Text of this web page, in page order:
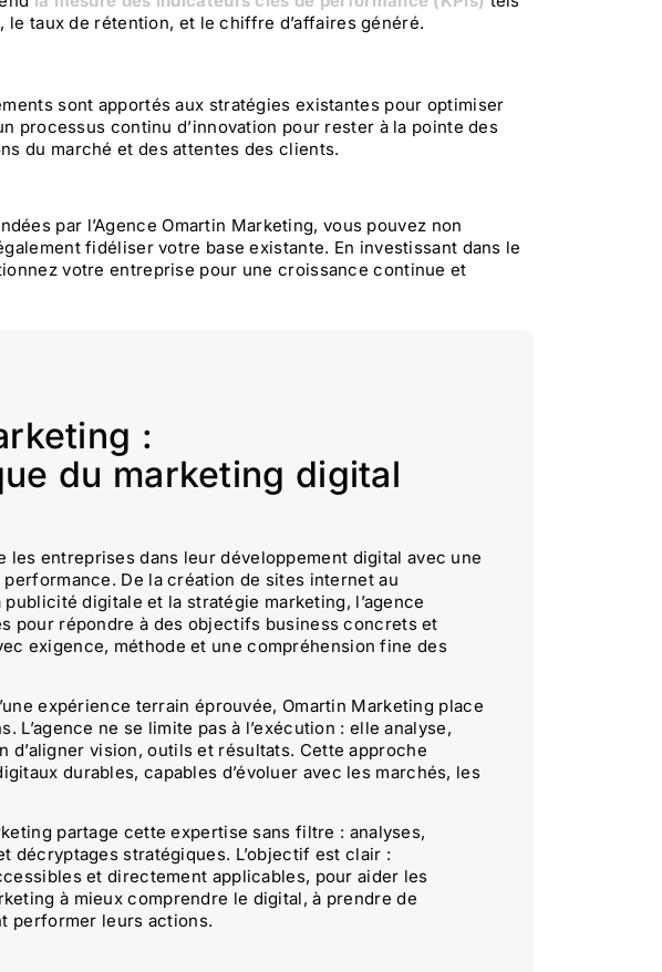
le taux de rétention, et le chiffre d’affaires généré.
sont apportés aux stratégies existantes pour optimiser
processus continu d’innovation pour rester à la pointe des
du marché et des attentes des clients.
par l’Agence Omartin Marketing, vous pouvez non
fidéliser votre base existante. En investissant dans le
votre entreprise pour une croissance continue et
:
du marketing digital
les entreprises dans leur développement digital avec une
De la création de sites internet au
digitale et la stratégie marketing, l’agence
pour répondre à des objectifs business concrets et
exigence, méthode et une compréhension fine des
expérience terrain éprouvée, Omartin Marketing place
ne se limite pas à l’exécution : elle analyse,
vision, outils et résultats. Cette approche
durables, capables d’évoluer avec les marchés, les
partage cette expertise sans filtre : analyses,
décryptages stratégiques. L’objectif est clair :
et directement applicables, pour aider les
à mieux comprendre le digital, à prendre de
performer leurs actions.